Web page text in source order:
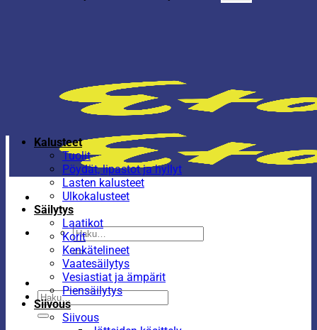
Etsi:
Etsi:
Kalusteet
Tuolit
Pöydät, lipastot ja hyllyt
Lasten kalusteet
Ulkokalusteet
Säilytys
Laatikot
Korit
Kenkätelineet
Vaatesäilytys
Vesiastiat ja ämpärit
Piensäilytys
Siivous
Siivous